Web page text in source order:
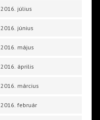
2016. július
2016. június
2016. május
2016. április
2016. március
2016. február